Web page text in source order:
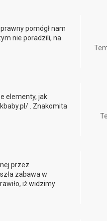
pomógł nam
nie poradzili, na
elementy, jak
. Znakomita
przez
zabawa w
iż widzimy